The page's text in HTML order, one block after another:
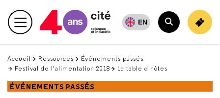
en
haut Menu principal EN
Rechercher
Accueil Ressources
Événements passés
Festival de l'alimentation 2018
La table d'hôtes
ÉVÉNEMENTS PASSÉS